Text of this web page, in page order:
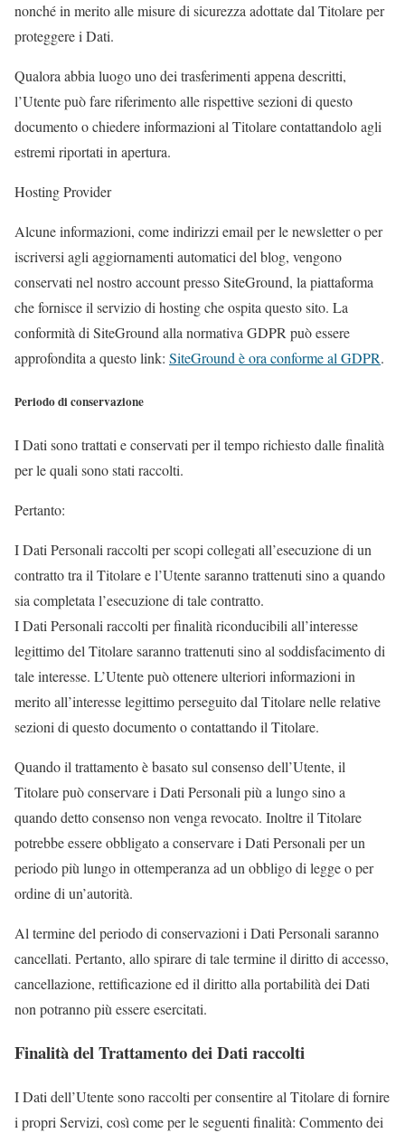
nonché in merito alle misure di sicurezza adottate dal Titolare per
proteggere i Dati.
Qualora abbia luogo uno dei trasferimenti appena descritti,
l’Utente può fare riferimento alle rispettive sezioni di questo
documento o chiedere informazioni al Titolare contattandolo agli
estremi riportati in apertura.
Hosting Provider
Alcune informazioni, come indirizzi email per le newsletter o per
iscriversi agli aggiornamenti automatici del blog, vengono
conservati nel nostro account presso SiteGround, la piattaforma
che fornisce il servizio di hosting che ospita questo sito. La
conformità di SiteGround alla normativa GDPR può essere
approfondita a questo link: SiteGround è ora conforme al GDPR.
Periodo di conservazione
I Dati sono trattati e conservati per il tempo richiesto dalle finalità
per le quali sono stati raccolti.
Pertanto:
I Dati Personali raccolti per scopi collegati all’esecuzione di un
contratto tra il Titolare e l’Utente saranno trattenuti sino a quando
sia completata l’esecuzione di tale contratto.
I Dati Personali raccolti per finalità riconducibili all’interesse
legittimo del Titolare saranno trattenuti sino al soddisfacimento di
tale interesse. L’Utente può ottenere ulteriori informazioni in
merito all’interesse legittimo perseguito dal Titolare nelle relative
sezioni di questo documento o contattando il Titolare.
Quando il trattamento è basato sul consenso dell’Utente, il
Titolare può conservare i Dati Personali più a lungo sino a
quando detto consenso non venga revocato. Inoltre il Titolare
potrebbe essere obbligato a conservare i Dati Personali per un
periodo più lungo in ottemperanza ad un obbligo di legge o per
ordine di un’autorità.
Al termine del periodo di conservazioni i Dati Personali saranno
cancellati. Pertanto, allo spirare di tale termine il diritto di accesso,
cancellazione, rettificazione ed il diritto alla portabilità dei Dati
non potranno più essere esercitati.
Finalità del Trattamento dei Dati raccolti
I Dati dell’Utente sono raccolti per consentire al Titolare di fornire
i propri Servizi, così come per le seguenti finalità: Commento dei